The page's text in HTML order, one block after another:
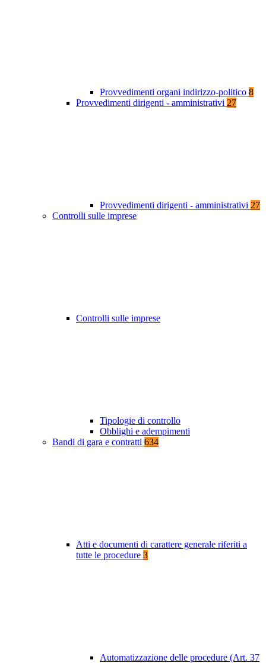
Provvedimenti organi indirizzo-politico 8
Provvedimenti dirigenti - amministrativi 27
Provvedimenti dirigenti - amministrativi 27
Controlli sulle imprese
Controlli sulle imprese
Tipologie di controllo
Obblighi e adempimenti
Bandi di gara e contratti 634
Atti e documenti di carattere generale riferiti a
tutte le procedure 3
Automatizzazione delle procedure (Art. 37